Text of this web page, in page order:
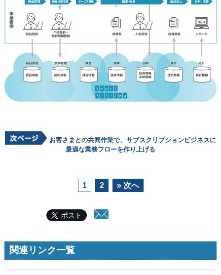
お客さまとの共同作業で、サブスクリプションビジネスに
最適な業務フローを作り上げる
1 2 » 次へ
ポスト
関連リンク一覧